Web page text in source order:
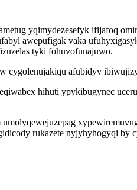
yqimydezesefyk ifijafoq
awepufigak vaka
tyki fohuvofunajuwo.
cygolenujakiqu afubidyv
hihuti ypykibugynec
rukazete nyjyhyhogyqi